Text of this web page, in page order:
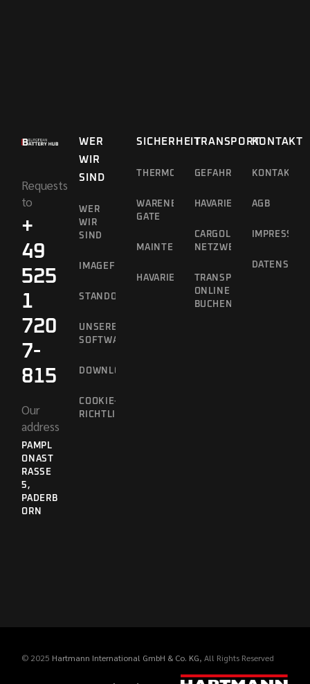
Requests
to
+
49
525
1
720
7-
815
Our
address
PAMPL
ONAST
RASSE 5
,
PADERB
ORN
WER
WIR
SIND
WER
WIR
SIND
IMAGEFILM
STANDORTVORTEILE
UNSERE
SOFTWARE
DOWNLOADS
COOKIE-
RICHTLINIE
SICHERHEIT
THERMOGRAFIEDROHNE
WARENEINGANGS-
GATE
MAINTENANCE
HAVARIEKONZEPT
TRANSPORT
GEFAHRGUTTRANSPORT
HAVARIEKONZEPT
CARGOLINE
NETZWERK
TRANSPORTE
ONLINE
BUCHEN
KONTAKT
KONTAKT
AGB
IMPRESSUM
© 2025 Hartmann International GmbH & Co. KG, All Rights Reserved